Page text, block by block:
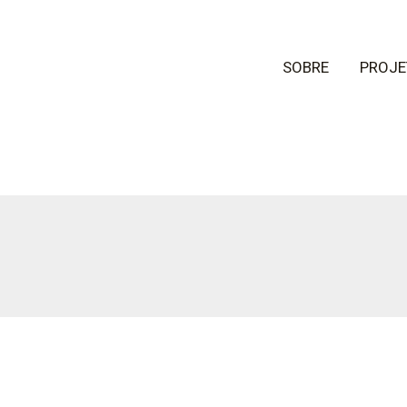
SOBRE